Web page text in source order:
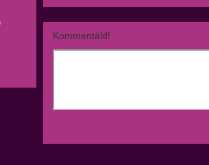
Kommentáld!